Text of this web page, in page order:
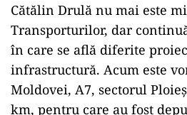
Cătălin Drulă nu mai este
Transporturilor, dar
în care se află diferite
infrastructură. Acum este
Moldovei, A7, sectorul
km, pentru care au fost